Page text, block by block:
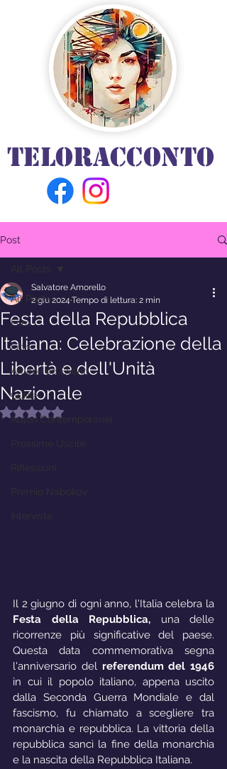
TELORACCONTO
Post
All Posts
Film
Libri
Articoli ed Eventi
Guide
Autori Contemporanei
Festa della Repubblica
Italiana: Celebrazione della
Libertà e dell'Unità
Nazionale
Salvatore Amorello
2 giu 2024 Tempo di lettura: 2 min
Valutazione NaN stelle su 5.
Festa della Repubblica, una delle
ricorrenze più significative del paese.
Questa data commemorativa segna
l'anniversario del referendum del 1946
in cui il popolo italiano, appena uscito
dalla Seconda Guerra Mondiale e dal
fascismo, fu chiamato a scegliere tra
monarchia e repubblica. La vittoria della
repubblica sancì la fine della monarchia
e la nascita della Repubblica Italiana.